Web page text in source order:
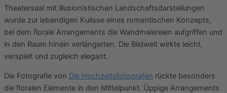
Theatersaal mit illusionistischen Landschaftsdarstellungen
wurde zur lebendigen Kulisse eines romantischen Konzepts,
bei dem florale Arrangements die Wandmalereien aufgriffen und
in den Raum hinein verlängerten. Die Bildwelt wirkte leicht,
verspielt und zugleich elegant.
Die Fotografie von Die Hochzeitsfotografen rückte besonders
die floralen Elemente in den Mittelpunkt. Üppige Arrangements